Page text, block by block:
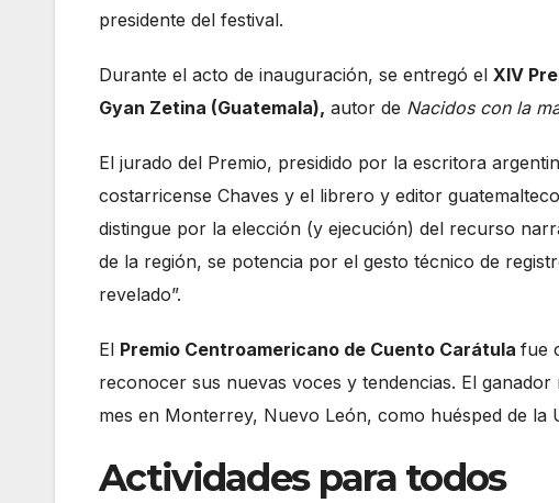
presidente del festival.
Durante el acto de inauguración, se entregó el XIV
Gyan Zetina (Guatemala), autor de Nacidos con la
El jurado del Premio, presidido por la escritora
costarricense Chaves y el librero y editor
distingue por la elección (y ejecución) del recurso
de la región, se potencia por el gesto técnico de
revelado”.
El Premio Centroamericano de Cuento Carátula fue
reconocer sus nuevas voces y tendencias. El
mes en Monterrey, Nuevo León, como huésped de
Actividades para todos